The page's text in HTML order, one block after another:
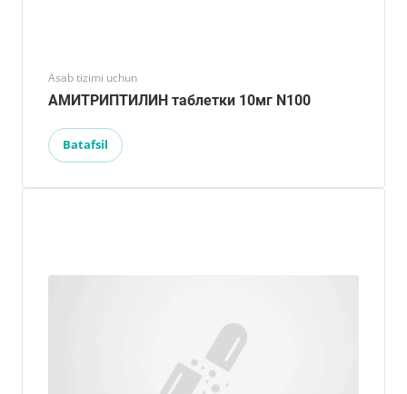
Asab tizimi uchun
АМИТРИПТИЛИН таблетки 10мг N100
Batafsil